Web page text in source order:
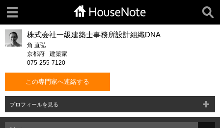
株式会社一級建築士事務所設計組織DNA
角 直弘
京都府
建築家
075-255-7120
この専門家へ連絡する
プロフィールを見る